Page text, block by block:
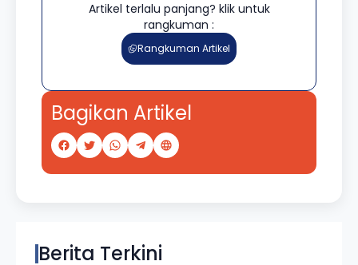
Artikel terlalu panjang? klik untuk
rangkuman :
Rangkuman Artikel
Bagikan Artikel
Berita Terkini